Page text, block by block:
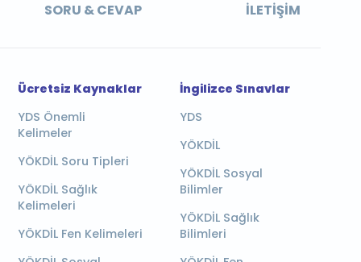
SORU & CEVAP İLETIŞIM
Ücretsiz Kaynaklar
YDS Önemli
Kelimeler
YÖKDİL Soru Tipleri
YÖKDİL Sağlık
Kelimeleri
YÖKDİL Fen Kelimeleri
İngilizce Sınavlar
YDS
YÖKDİL
YÖKDİL Sosyal
Bilimler
YÖKDİL Sağlık
Bilimleri